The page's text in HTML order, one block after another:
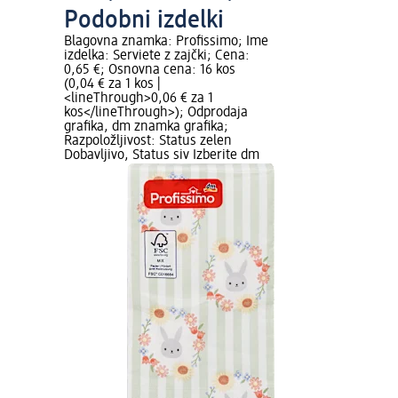
Podobni izdelki
Blagovna znamka: Profissimo; Ime
izdelka: Serviete z zajčki; Cena:
0,65 €; Osnovna cena: 16 kos
(0,04 € za 1 kos |
<lineThrough>0,06 € za 1
kos</lineThrough>); Odprodaja
grafika, dm znamka grafika;
Razpoložljivost: Status zelen
Dobavljivo, Status siv Izberite dm